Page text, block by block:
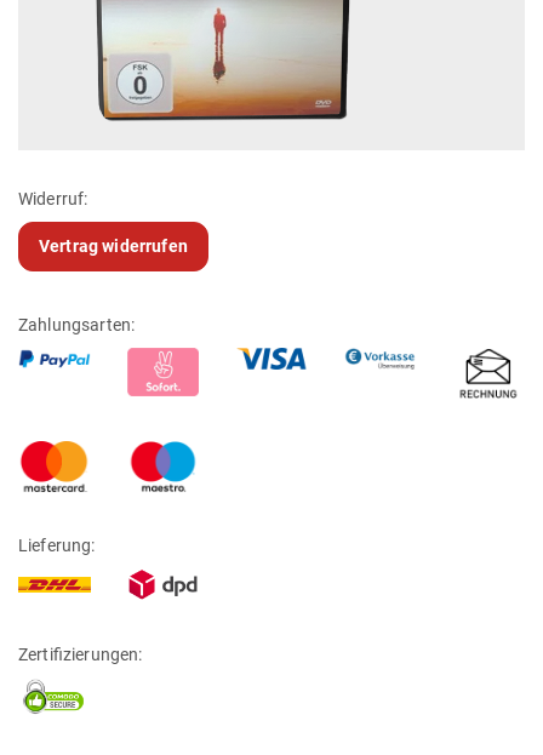
Widerruf:
Vertrag widerrufen
Zahlungsarten:
Lieferung:
Zertifizierungen: